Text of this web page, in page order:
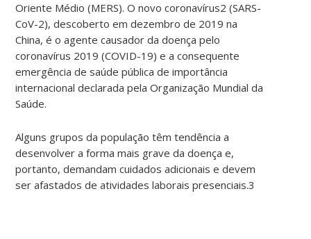
Oriente Médio (MERS). O novo coronavírus2 (SARS-
CoV-2), descoberto em dezembro de 2019 na
China, é o agente causador da doença pelo
coronavírus 2019 (COVID-19) e a consequente
emergência de saúde pública de importância
internacional declarada pela Organização Mundial da
Saúde.
Alguns grupos da população têm tendência a
desenvolver a forma mais grave da doença e,
portanto, demandam cuidados adicionais e devem
ser afastados de atividades laborais presenciais.3